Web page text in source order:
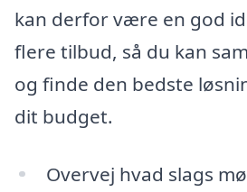
kan derfor være en god
flere tilbud, så du kan
og finde den bedste
dit budget.
Overvej hvad slags